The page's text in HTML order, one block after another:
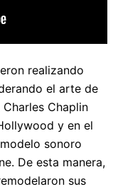
realizando
el arte de
Chaplin
y en el
sonoro
De esta manera,
sus